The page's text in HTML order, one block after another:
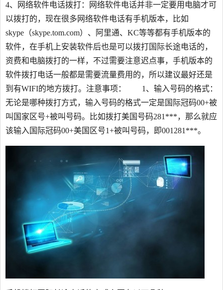
4、网络软件电话拨打：网络软件电话并非一定要用电脑才可
以拨打的，现在很多网络软件电话有手机版本，比如
skype（skype.tom.com）、阿里通、KC等等都有手机版本的
软件，在手机上安装软件后也是可以拨打国际长途电话的，
资费和电脑拨打的一样，不过需要注意迟点事，手机版本的
软件拨打电话一般都是需要流量费用的，所以建议最好还是
到有WIFI的地方拨打。注意事项： 1、输入号码的格式：
无论是哪种拨打方式，输入号码的格式一定是国际冠码00+被
叫国家区号+被叫号码。比如拨打美国号码281***，那么就应
该输入国际冠码00+美国区号1+被叫号码，即001281***。